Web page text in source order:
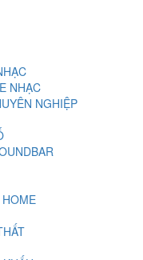
NHẠC
NGHIỆP